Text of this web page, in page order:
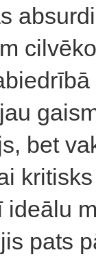
bet
pats